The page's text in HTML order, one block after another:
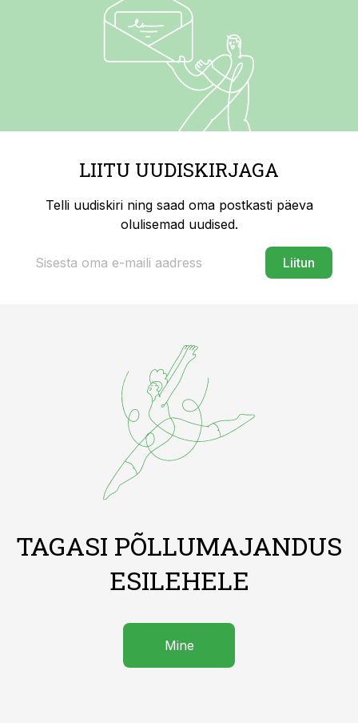
LIITU UUDISKIRJAGA
Telli uudiskiri ning saad oma postkasti päeva
olulisemad uudised.
Liitun
TAGASI PÕLLUMAJANDUS
ESILEHELE
Mine